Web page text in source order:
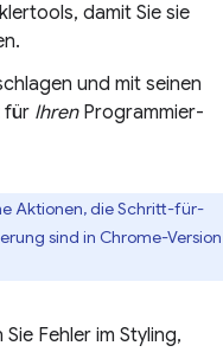
damit Sie sie
und mit seinen
für IhrenProgrammier-
Aktionen, die Schritt-für-
sind in Chrome-Version
Sie Fehler im Styling,